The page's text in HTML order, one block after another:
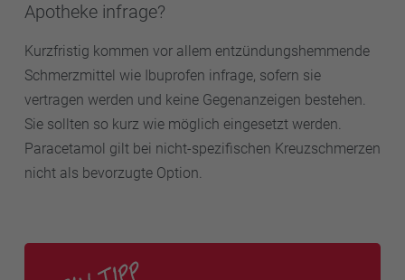
Apotheke infrage?
Kurzfristig kommen vor allem entzündungshemmende
Schmerzmittel wie Ibuprofen infrage, sofern sie
vertragen werden und keine Gegenanzeigen bestehen.
Sie sollten so kurz wie möglich eingesetzt werden.
Paracetamol gilt bei nicht-spezifischen Kreuzschmerzen
nicht als bevorzugte Option.